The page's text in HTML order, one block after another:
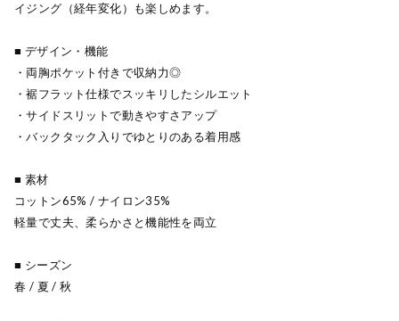
イジング（経年変化）も楽しめます。
■ デザイン・機能
・両胸ポケット付きで収納力◎
・裾フラット仕様でスッキリしたシルエット
・サイドスリットで動きやすさアップ
・バックタック入りでゆとりのある着用感
■ 素材
コットン65% / ナイロン35%
軽量で丈夫、柔らかさと機能性を両立
■ シーズン
春 / 夏 / 秋